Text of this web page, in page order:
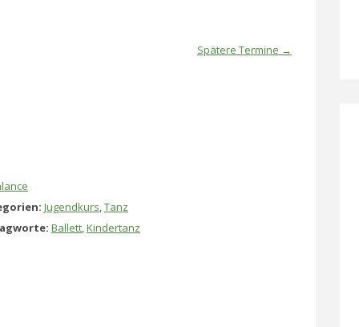
Spätere Termine →
Jugendkurs,Tanz
Ballett,Kindertanz